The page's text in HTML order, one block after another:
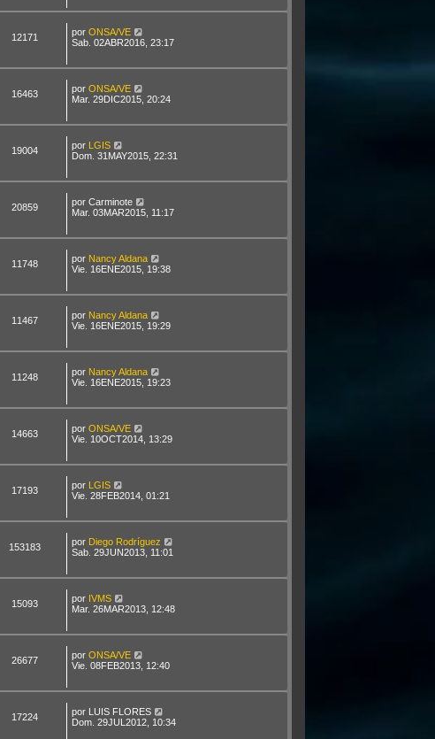
12171 por ONSA/VE
Sab. 02ABR2016, 23:17
16463 por ONSA/VE
Mar. 29DIC2015, 20:24
19004 por LGIS
Dom. 31MAY2015, 22:31
20859 por Carminote
Mar. 03MAR2015, 11:17
11748 por Nancy Aldana
Vie. 16ENE2015, 19:38
11467 por Nancy Aldana
Vie. 16ENE2015, 19:29
11248 por Nancy Aldana
Vie. 16ENE2015, 19:23
14663 por ONSA/VE
Vie. 10OCT2014, 13:29
17193 por LGIS
Vie. 28FEB2014, 01:21
153183 por Diego Rodríguez
Sab. 29JUN2013, 11:01
15093 por IVMS
Mar. 26MAR2013, 12:48
26677 por ONSA/VE
Vie. 08FEB2013, 12:40
17224 por LUIS FLORES
Dom. 29JUL2012, 10:34